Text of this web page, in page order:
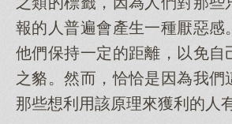
報的人普遍會產生一種厭惡感
他們保持一定的距離，以免自
之貉。然而，恰恰是因為我們
那些想利用該原理來獲利的人